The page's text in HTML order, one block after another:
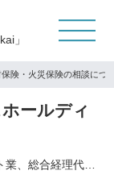
」
保険・火災保険の相談につ
ールディ
不動産経営コンサルタント業、総合経理代行業、システムインテグレーション業